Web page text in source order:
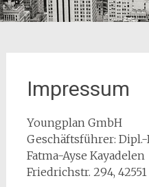
Impressum
Youngplan GmbH
Geschäftsführer:
Fatma-Ayse Kayadelen
Friedrichstr. 294,